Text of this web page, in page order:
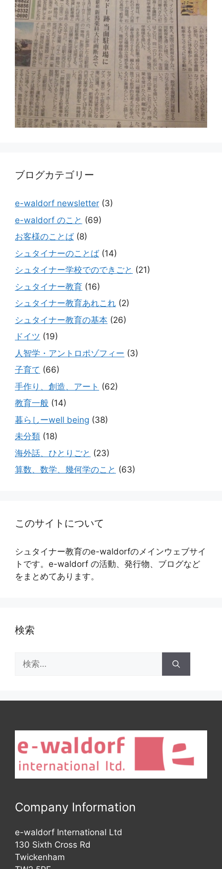
ブログカテゴリー
e-waldorf newsletter (3)
e-waldorf のこと (69)
お客様のことば(8)
シュタイナーのことば(14)
シュタイナー学校でのできごと (21)
シュタイナー教育 (16)
シュタイナー教育あれこれ (2)
シュタイナー教育の基本 (26)
ドイツ (19)
人智学・アントロポゾフィー (3)
子育て (66)
手作り、創造、アート (62)
教育一般 (14)
暮らしーwell being (38)
未分類 (18)
海外話、ひとりごと (23)
算数、数学、幾何学のこと (63)
このサイトについて
シュタイナー教育のe-waldorfのメインウェブサイ
トです。e-waldorf の活動、発行物、ブログなど
をまとめてあります。
検索
索:
Company Information
e-waldorf International Ltd
130 Sixth Cross Rd
Twickenham